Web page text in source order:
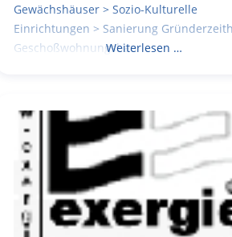
Gewächshäuser > Sozio-Kulturelle
Einrichtungen > Sanierung
GeschoßwohnungsbauWeiterlesen …